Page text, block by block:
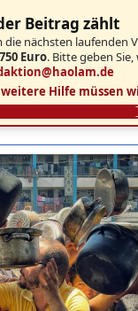
Beitrag zählt
nächsten
750 Euro. Bitte geben
Hilfe müssen